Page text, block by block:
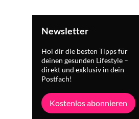
Newsletter
Hol dir die besten Tipps für
deinen gesunden Lifestyle –
direkt und exklusiv in dein
Postfach!
Kostenlos abonnieren